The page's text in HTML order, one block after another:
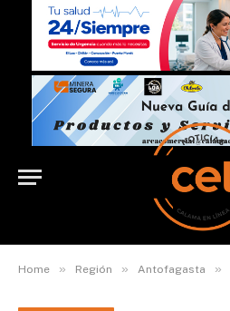
Home » Región » Antofagasta »